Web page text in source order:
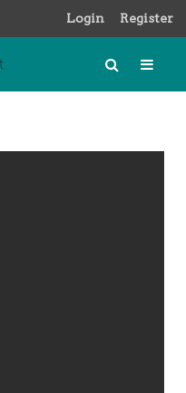
Login Register